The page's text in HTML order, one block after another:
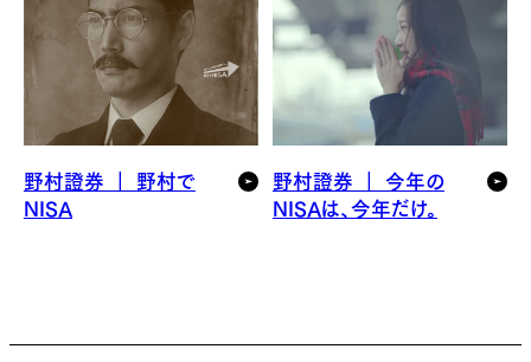
野村證券 ｜ 野村で
NISA
野村證券 ｜ 今年の
NISAは、今年だけ。